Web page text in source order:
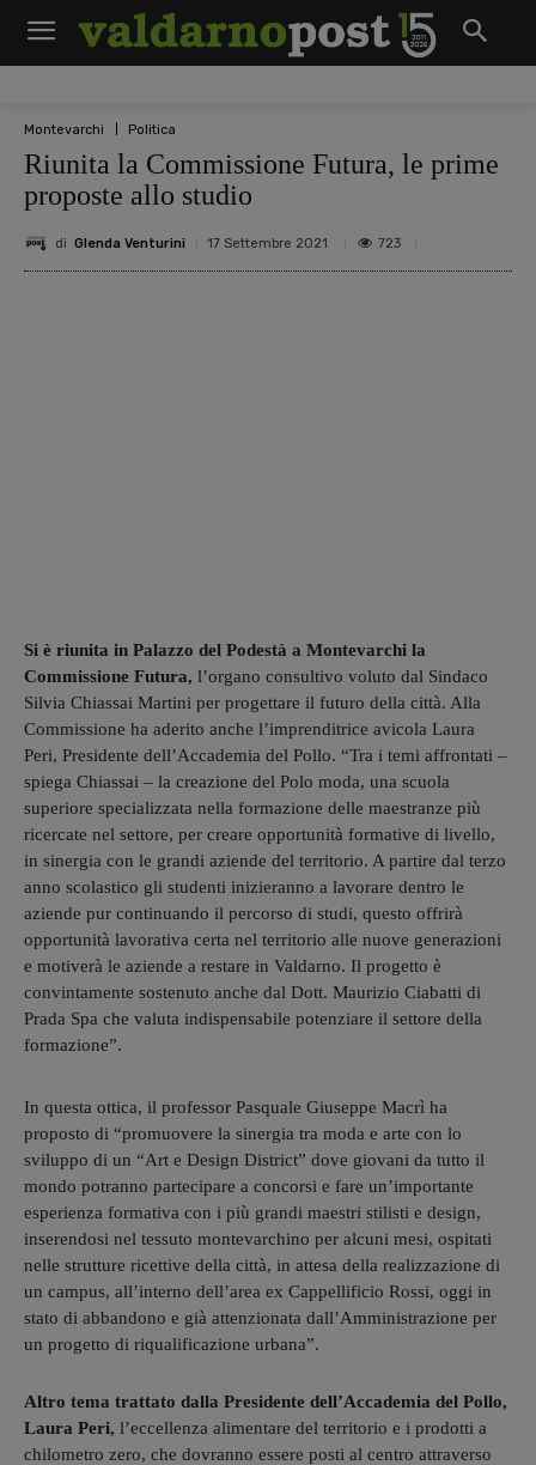
Montevarchi Politica
Riunita la Commissione Futura, le prime
proposte allo studio
di Glenda Venturini 17 Settembre 2021 723
Si è riunita in Palazzo del Podestà a Montevarchi la
Commissione Futura, l’organo consultivo voluto dal Sindaco
Silvia Chiassai Martini per progettare il futuro della città. Alla
Commissione ha aderito anche l’imprenditrice avicola Laura
Peri, Presidente dell’Accademia del Pollo. “Tra i temi affrontati –
spiega Chiassai – la creazione del Polo moda, una scuola
superiore specializzata nella formazione delle maestranze più
ricercate nel settore, per creare opportunità formative di livello,
in sinergia con le grandi aziende del territorio. A partire dal terzo
anno scolastico gli studenti inizieranno a lavorare dentro le
aziende pur continuando il percorso di studi, questo offrirà
opportunità lavorativa certa nel territorio alle nuove generazioni
e motiverà le aziende a restare in Valdarno. Il progetto è
convintamente sostenuto anche dal Dott. Maurizio Ciabatti di
Prada Spa che valuta indispensabile potenziare il settore della
formazione”.
In questa ottica, il professor Pasquale Giuseppe Macrì ha
proposto di “promuovere la sinergia tra moda e arte con lo
sviluppo di un “Art e Design District” dove giovani da tutto il
mondo potranno partecipare a concorsi e fare un’importante
esperienza formativa con i più grandi maestri stilisti e design,
inserendosi nel tessuto montevarchino per alcuni mesi, ospitati
nelle strutture ricettive della città, in attesa della realizzazione di
un campus, all’interno dell’area ex Cappellificio Rossi, oggi in
stato di abbandono e già attenzionata dall’Amministrazione per
un progetto di riqualificazione urbana”.
Altro tema trattato dalla Presidente dell’Accademia del Pollo,
Laura Peri, l’eccellenza alimentare del territorio e i prodotti a
chilometro zero, che dovranno essere posti al centro attraverso